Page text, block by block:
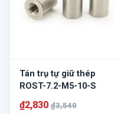
Tán trụ tự giữ thép
ROST-7.2-M5-10-S
₫2,830 ₫3,540